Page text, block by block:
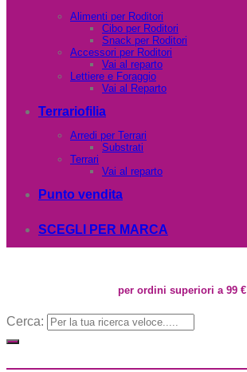
Alimenti per Roditori
Cibo per Roditori
Snack per Roditori
Accessori per Roditori
Vai al reparto
Lettiere e Foraggio
Vai al Reparto
Terrariofilia
Arredi per Terrari
Substrati
Terrari
Vai al reparto
Punto vendita
SCEGLI PER MARCA
per ordini superiori a 99 €
Cerca: